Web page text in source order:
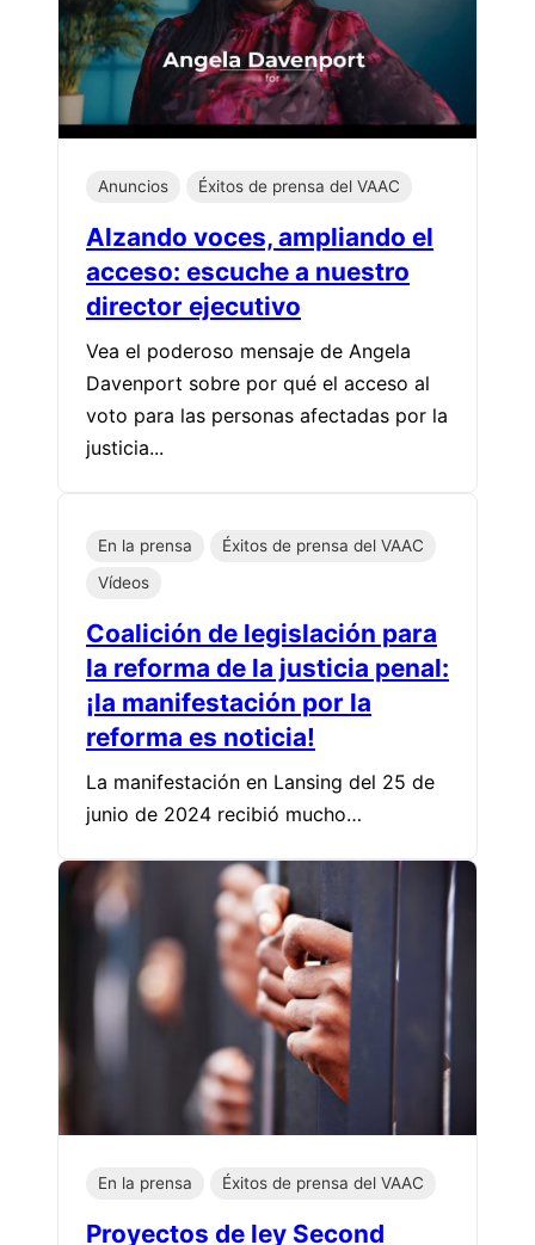
Anuncios Éxitos de prensa del VAAC
Alzando voces, ampliando el
acceso: escuche a nuestro
director ejecutivo
Vea el poderoso mensaje de Angela
Davenport sobre por qué el acceso al
voto para las personas afectadas por la
justicia...
En la prensa
Éxitos de prensa del VAAC
Vídeos
Coalición de legislación para
la reforma de la justicia penal:
¡la manifestación por la
reforma es noticia!
La manifestación en Lansing del 25 de
junio de 2024 recibió mucho…
En la prensa Éxitos de prensa del VAAC
Proyectos de ley Second